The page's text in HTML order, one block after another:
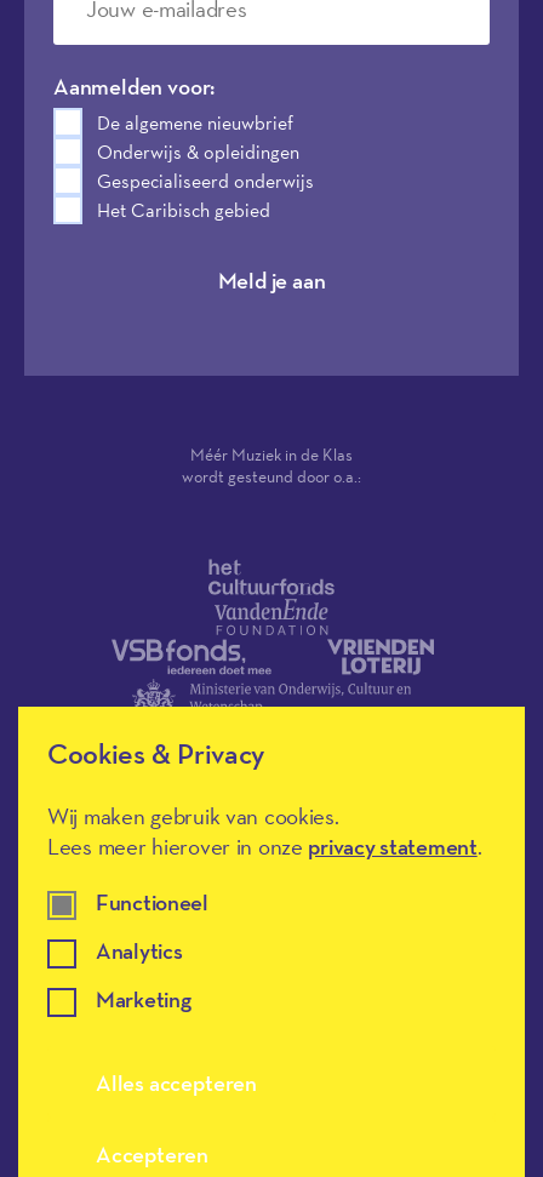
Cookies & Privacy
Wij maken gebruik van cookies.
Lees meer hierover in onze privacy statement.
Functioneel
Analytics
Marketing
Alles accepteren
Accepteren
Aanmelden voor:
De algemene nieuwbrief
Onderwijs & opleidingen
Gespecialiseerd onderwijs
Het Caribisch gebied
Meld je aan
Méér Muziek in de Klas
wordt gesteund door o.a.:
Méér Muziek in de Klas heeft de
Erkend Goed Doel.